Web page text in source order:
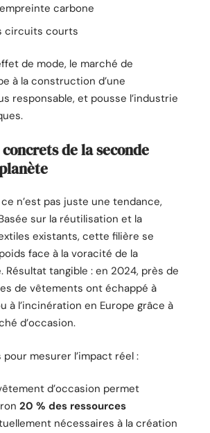
carbone
circuits courts
de mode, le marché de
à la construction d’une
responsable, et pousse l’industrie
de la seconde
n’est pas juste une tendance,
sur la réutilisation et la
existants, cette filière se
face à la voracité de la
Résultat tangible : en 2024, près de
de vêtements ont échappé à
à l’incinération en Europe grâce à
d’occasion.
mesurer l’impact réel :
d’occasion permet
20 % des ressources
nécessaires à la création